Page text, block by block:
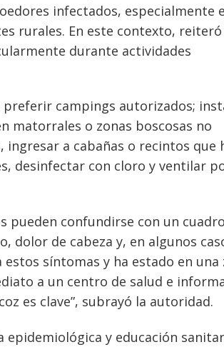
infectados, especialmente
rurales. En este contexto, reiteró
durante actividades
preferir campings autorizados;
matorrales o zonas boscosas no
a cabañas o recintos que
desinfectar con cloro y ventilar
pueden confundirse con un cuadro
de cabeza y, en algunos
síntomas y ha estado en una
a un centro de salud e
es clave”, subrayó la autoridad.
y educación